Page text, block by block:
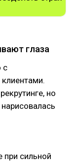
глаза
с
но
сильной